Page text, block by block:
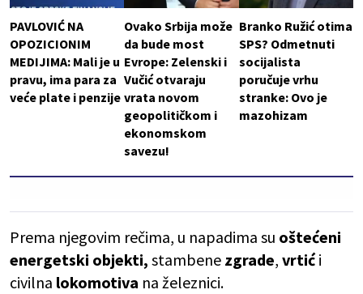
PAVLOVIĆ NA
OPOZICIONIM
MEDIJIMA: Mali je u
pravu, ima para za
veće plate i penzije
Ovako Srbija može
da bude most
Evrope: Zelenski i
Vučić otvaraju
vrata novom
geopolitičkom i
ekonomskom
savezu!
Branko Ružić otima
SPS? Odmetnuti
socijalista
poručuje vrhu
stranke: Ovo je
mazohizam
Prema njegovim rečima, u napadima su oštećeni
energetski objekti, stambene zgrade, vrtići
civilna lokomotiva na železnici.